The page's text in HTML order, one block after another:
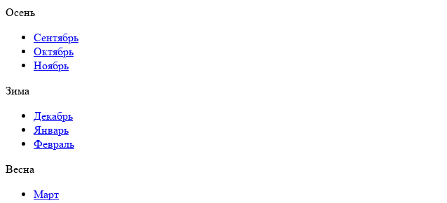
Осень
Сентябрь
Октябрь
Ноябрь
Зима
Декабрь
Январь
Февраль
Весна
Март